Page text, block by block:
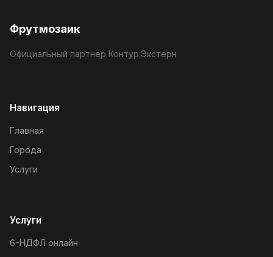
Фрутмозаик
Официальный партнёр Контур.Экстерн
Навигация
Главная
Города
Услуги
Услуги
6-НДФЛ онлайн